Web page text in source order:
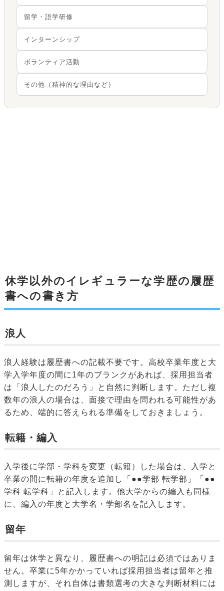
留学・語学研修
インターンシップ
ボランティア活動
その他（精神的な理由など）
休学以外のイレギュラーな学歴の履歴
書への書き方
浪人
浪人経験は履歴書への記載不要です。高校卒業年度と大
学入学年度の間に1年のブランクがあれば、採用担当者
は「浪人したのだろう」と自然に判断します。ただし複
数年の浪人の場合は、面接で理由を問われる可能性があ
るため、端的に答えられる準備をしておきましょう。
転籍・編入
入学後に学部・学科を変更（転籍）した場合は、入学と
卒業の間に転籍の年度を追加し「●●学部 転学部」「●●
学科 転学科」と記入します。他大学からの編入も同様
に、編入の年度と大学名・学部名を記入します。
留年
留年は休学と異なり、履歴書への明記は必須ではありま
せん。卒業に5年かかっていれば採用担当者は留年と推
測しますが、それ自体は書類選考の大きな判断材料には